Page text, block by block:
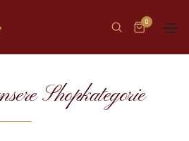
0
Shopkategorie